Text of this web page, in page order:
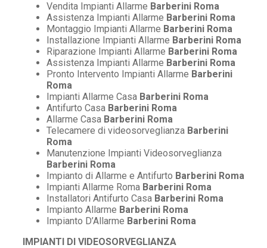
Vendita Impianti Allarme Barberini Roma
Assistenza Impianti Allarme Barberini Roma
Montaggio Impianti Allarme Barberini Roma
Installazione Impianti Allarme Barberini Roma
Riparazione Impianti Allarme Barberini Roma
Assistenza Impianti Allarme Barberini Roma
Pronto Intervento Impianti Allarme Barberini
Roma
Impianti Allarme Casa Barberini Roma
Antifurto Casa Barberini Roma
Allarme Casa Barberini Roma
Telecamere di videosorveglianza Barberini
Roma
Manutenzione Impianti Videosorveglianza
Barberini Roma
Impianto di Allarme e Antifurto Barberini Roma
Impianti Allarme Roma Barberini Roma
Installatori Antifurto Casa Barberini Roma
Impianto Allarme Barberini Roma
Impianto D’Allarme Barberini Roma
IMPIANTI DI VIDEOSORVEGLIANZA